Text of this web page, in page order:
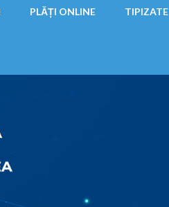
PLĂȚI ONLINE TIPIZATE